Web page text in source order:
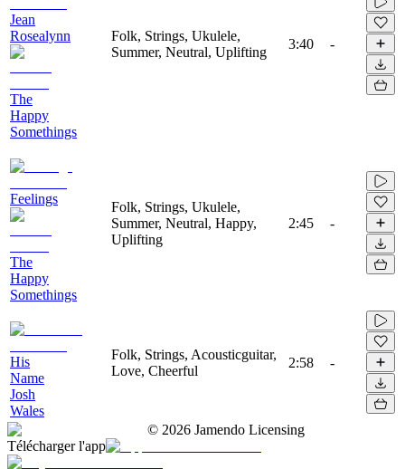
Jean
Rosealynn
The
Happy
Somethings
Folk, Strings, Ukulele,
Summer, Neutral, Uplifting
3:40 -
Feelings
The
Happy
Somethings
Folk, Strings, Ukulele,
Summer, Neutral, Happy,
Uplifting
2:45 -
His
Name
Josh
Wales
Folk, Strings, Acousticguitar,
Love, Cheerful
2:58 -
© 2026 Jamendo Licensing
Télécharger l'app